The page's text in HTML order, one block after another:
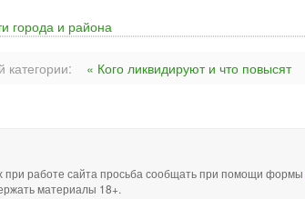
города и района
категории: « Кого ликвидируют и что повысят
при работе сайта просьба сообщать при помощи формы
материалы 18+.